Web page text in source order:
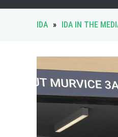
IDA » IDA IN THE